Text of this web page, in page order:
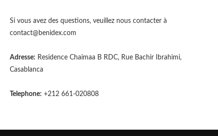
Si vous avez des questions, veuillez nous contacter à
contact@benidex.com
Adresse: Residence Chaimaa B RDC, Rue Bachir Ibrahimi,
Casablanca
Telephone: +212 661-020808